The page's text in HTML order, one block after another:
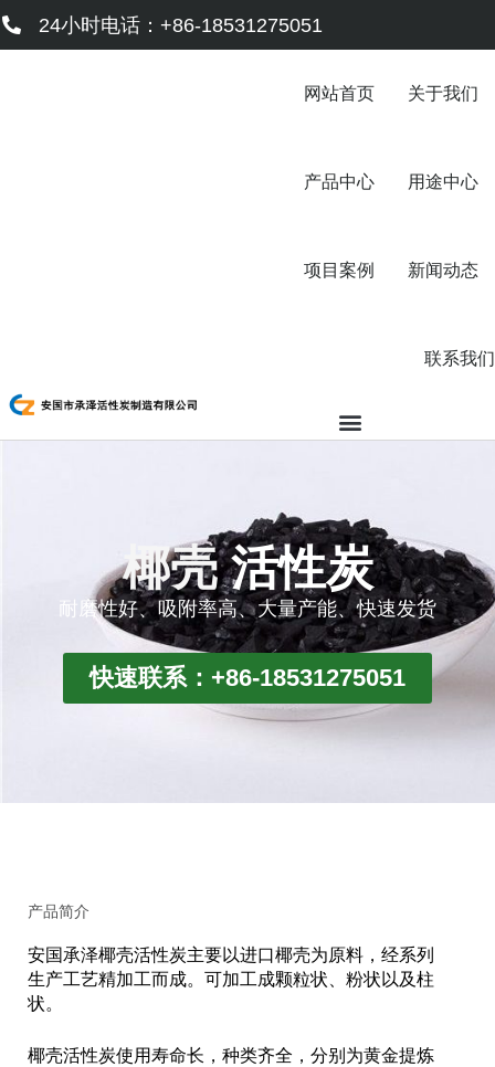
至
24小时电话：+86-18531275051
网站首页 关于我们
产品中心 用途中心
项目案例 新闻动态
联系我们
椰壳 活性炭
耐磨性好、吸附率高、大量产能、快速发货
快速联系：+86-18531275051
产品简介
安国承泽椰壳活性炭主要以进口椰壳为原料，经系列
生产工艺精加工而成。可加工成颗粒状、粉状以及柱
状。
椰壳活性炭使用寿命长，种类齐全，分别为黄金提炼